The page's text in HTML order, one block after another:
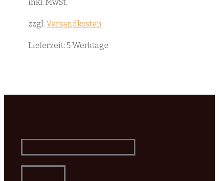
inkl. MwSt.
zzgl. Versandkosten
Lieferzeit: 5 Werktage